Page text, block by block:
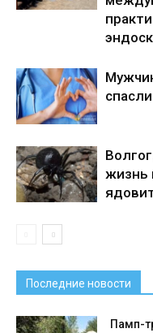
жизнь
Последние новости
Памп-